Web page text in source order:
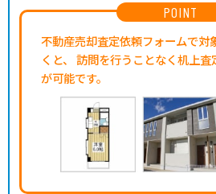
POINT
不動産売却査定依頼フォームで対
くと、
訪問を行うことなく机上
が可能です。